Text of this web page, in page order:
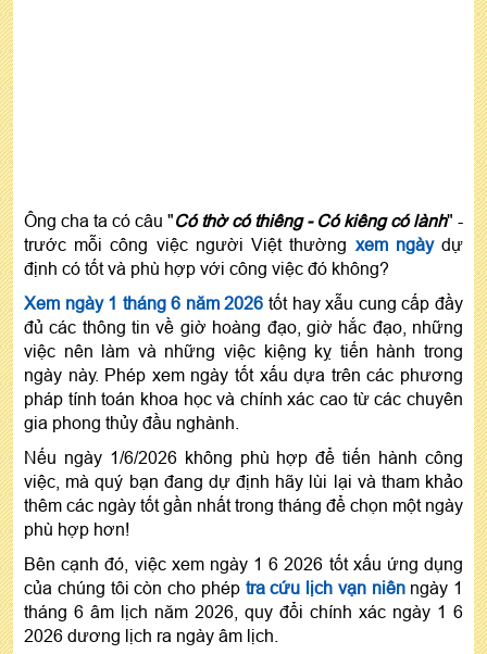
Ông cha ta có câu "Có thờ có thiêng - Có kiêng có lành" -
trước mỗi công việc người Việt thường xem ngàydự
định có tốt và phù hợp với công việc đó không?
Xem ngày 1 tháng 6 năm 2026 tốt hay xẫu cung cấp đầy
đủ các thông tin về giờ hoàng đạo, giờ hắc đạo, những
việc nên làm và những việc kiệng kỵ tiến hành trong
ngày này. Phép xem ngày tốt xấu dựa trên các phương
pháp tính toán khoa học và chính xác cao từ các chuyên
gia phong thủy đầu nghành.
Nếu ngày 1/6/2026 không phù hợp để tiến hành công
việc, mà quý bạn đang dự định hãy lùi lại và tham khảo
thêm các ngày tốt gần nhất trong tháng để chọn một ngày
phù hợp hơn!
Bên cạnh đó, việc xem ngày 1 6 2026 tốt xấu ứng dụng
của chúng tôi còn cho phép tra cứu lịch vạn niênngày 1
tháng 6 âm lịch năm 2026, quy đổi chính xác ngày 1 6
2026 dương lịch ra ngày âm lịch.